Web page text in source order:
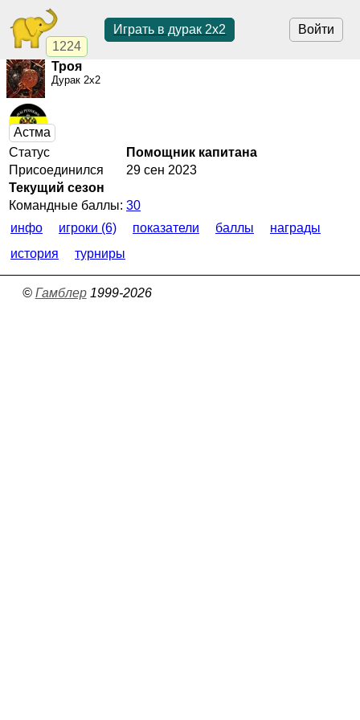
1224
Войти
Играть в дурак 2х2
Троя
Дурак 2х2
Статус
Помощник капитана
Присоединился
29 сен 2023
Текущий сезон
Командные баллы: 30
инфо
игроки (6) показатели баллы
награды
история
турниры
© Гамблер1999-2026